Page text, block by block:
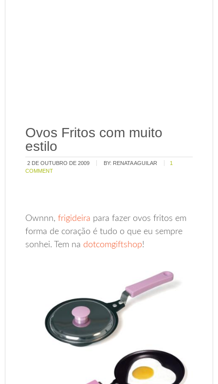
Ovos Fritos com muito
estilo
2 DE OUTUBRO DE 2009 BY: RENATA AGUILAR
1
COMMENT
Ownnn,frigideira para fazer ovos fritos em
forma de coração é tudo o que eu sempre
sonhei. Tem na dotcomgiftshop!